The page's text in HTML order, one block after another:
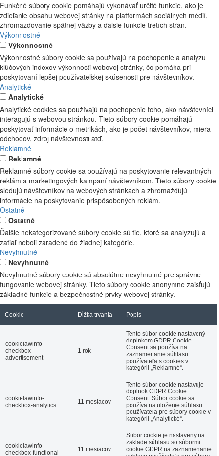
Funkčné súbory cookie pomáhajú vykonávať určité funkcie, ako je
zdieľanie obsahu webovej stránky na platformách sociálnych médií,
zhromažďovanie spätnej väzby a ďalšie funkcie tretích strán.
Výkonnostné
Výkonnostné
Výkonnostné súbory cookie sa používajú na pochopenie a analýzu
kľúčových indexov výkonnosti webovej stránky, čo pomáha pri
poskytovaní lepšej používateľskej skúsenosti pre návštevníkov.
Analytické
Analytické
Analytické cookies sa používajú na pochopenie toho, ako návštevníci
interagujú s webovou stránkou. Tieto súbory cookie pomáhajú
poskytovať informácie o metrikách, ako je počet návštevníkov, miera
odchodov, zdroj návštevnosti atď.
Reklamné
Reklamné
Reklamné súbory cookie sa používajú na poskytovanie relevantných
reklám a marketingových kampaní návštevníkom. Tieto súbory cookie
sledujú návštevníkov na webových stránkach a zhromažďujú
informácie na poskytovanie prispôsobených reklám.
Ostatné
Ostatné
Ďalšie nekategorizované súbory cookie sú tie, ktoré sa analyzujú a
zatiaľ neboli zaradené do žiadnej kategórie.
Nevyhnutné
Nevyhnutné
Nevyhnutné súbory cookie sú absolútne nevyhnutné pre správne
fungovanie webovej stránky. Tieto súbory cookie anonymne zaisťujú
základné funkcie a bezpečnostné prvky webovej stránky.
Cookie Dĺžka trvania Popis
cookielawinfo-
checkbox-
advertisement
1 rok
Tento súbor cookie nastavený
doplnkom GDPR Cookie
Consent sa používa na
zaznamenanie súhlasu
používateľa s cookies v
kategórii „Reklamné“.
cookielawinfo-
checkbox-analytics
11 mesiacov
Tento súbor cookie nastavuje
doplnok GDPR Cookie
Consent. Súbor cookie sa
používa na uloženie súhlasu
používateľa pre súbory cookie v
kategórii „Analytické“.
cookielawinfo-
checkbox-functional
11 mesiacov
Súbor cookie je nastavený na
základe súhlasu so súbormi
cookie GDPR na zaznamenanie